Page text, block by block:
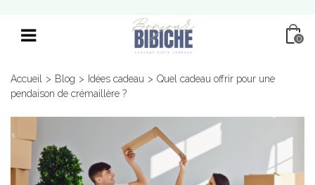
0
Accueil > Blog > Idées cadeau > Quel cadeau offrir pour une
pendaison de crémaillère ?